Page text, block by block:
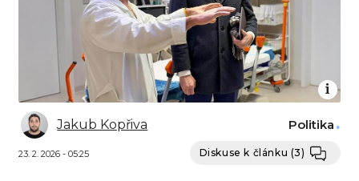
Jakub Kopřiva
23. 2. 2026 - 05:25
Politika
Diskuse k článku (3)